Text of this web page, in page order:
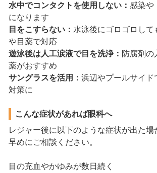
水中でコンタクトを使用しない： 感染や
になります
目をこすらない： 水泳後にゴロゴロして
や目薬で対応
遊泳後は人工涙液で目を洗浄： 防腐剤の
薬がおすすめ
サングラスを活用： 浜辺やプールサイド
対策に
こんな症状があれば眼科へ
レジャー後に以下のような症状が出た場
早めにご相談ください。
目の充血やかゆみが数日続く